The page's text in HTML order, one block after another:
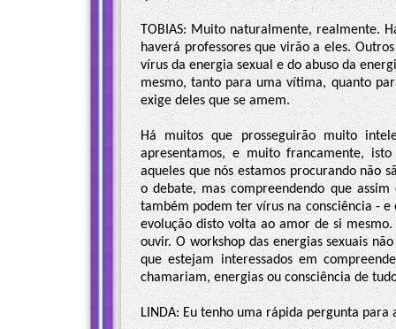
TOBIAS: Muito naturalmente, realmente.
haverá professores que virão a eles.
vírus da energia sexual e do abuso da
mesmo, tanto para uma vítima, quanto
exige deles que se amem.
Há muitos que prosseguirão muito
apresentamos, e muito francamente,
aqueles que nós estamos procurando não
o debate, mas compreendendo que
também podem ter vírus na consciência -
evolução disto volta ao amor de si mesmo.
ouvir. O workshop das energias sexuais
que estejam interessados em
chamariam, energias ou consciência de
LINDA: Eu tenho uma rápida pergunta para